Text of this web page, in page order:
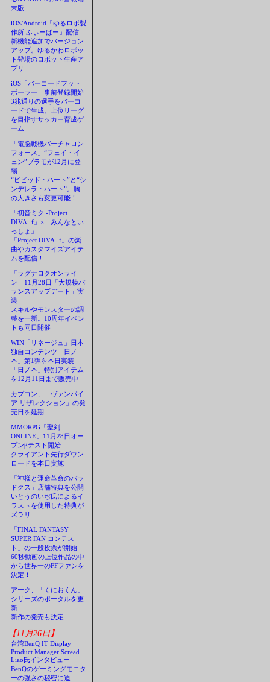
末版
iOS/Android「ゆるロボ製
作所 ふぃーばー」配信
新機能追加でバージョン
アップ。ゆるかわロボッ
ト登場のロボット生産ア
プリ
iOS「バーコードフット
ボーラー」事前登録開始
3兆通りの選手をバーコ
ードで生成。上位リーグ
を目指すサッカー育成ゲ
ーム
「電脳戦機バーチャロン
フォース」“フェイ・イ
ェン”プラモが12月に登
場
“ビビッド・ハート”と“シ
ンデレラ・ハート”。胸
の大きさも変更可能！
「初音ミク -Project
DIVA- f」×「みんなとい
っしょ」
「Project DIVA- f」の楽
曲やカスタマイズアイテ
ムを配信！
「ラグナロクオンライ
ン」11月28日「大規模バ
ランスアップデート」実
装
スキルやモンスターの調
整を一新。10周年イベン
トも同日開催
WIN「リネージュ」日本
独自コンテンツ「日ノ
本」第1弾を本日実装
「日ノ本」特別アイテム
を12月11日まで販売中
カプコン、「ヴァンパイ
ア リザレクション」の発
売日を延期
MMORPG「聖剣
ONLINE」11月28日オー
プンβテスト開始
クライアント先行ダウン
ロードを本日実施
「神様と運命革命のパラ
ドクス」店舗特典を公開
いとうのいぢ氏によるイ
ラストを使用した特典が
ズラリ
「FINAL FANTASY
SUPER FAN コンテス
ト」の一般投票が開始
60秒動画の上位作品の中
から世界一のFFファンを
決定！
アーク、「くにおくん」
シリーズのポータルを更
新
新作の発売も決定
【11月26日】
台湾BenQ IT Display
Product Manager Scread
Liao氏インタビュー
BenQのゲーミングモニタ
ーの強さの秘密に迫